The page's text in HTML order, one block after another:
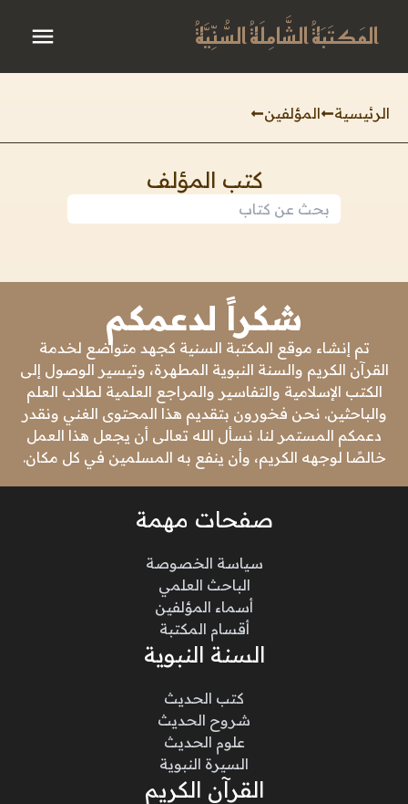
المَكتَبَةُ الشَّامِلَةُ السُّنِّيَّةُ
الرئيسية المؤلفين
كتب المؤلف
شكراً لدعمكم
تم إنشاء موقع المكتبة السنية كجهد متواضع لخدمة
القرآن الكريم والسنة النبوية المطهرة، وتيسير الوصول إلى
الكتب الإسلامية والتفاسير والمراجع العلمية لطلاب العلم
والباحثين. نحن فخورون بتقديم هذا المحتوى الغني ونقدر
دعمكم المستمر لنا. نسأل الله تعالى أن يجعل هذا العمل
خالصًا لوجهه الكريم، وأن ينفع به المسلمين في كل مكان.
صفحات مهمة
سياسة الخصوصة
الباحث العلمي
أسماء المؤلفين
أقسام المكتبة
السنة النبوية
كتب الحديث
شروح الحديث
علوم الحديث
السيرة النبوية
القرآن الكريم